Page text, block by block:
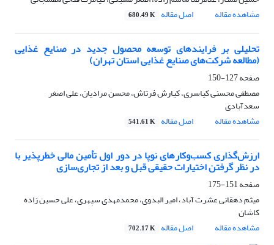
مشاهده مقاله
اصل مقاله 680.49 K
تحلیلی بر فرایندهای توسعه محصول جدید در صنایع غذایی
(مطالعه شرکت‌های صنایع غذایی استان تهران)
صفحه127-150
مصطفی محسنی کیاسری، کیارش فرتاش، محسن مرادیان، علی اصغر
سعدآبادی
مشاهده مقاله
اصل مقاله 541.61 K
ارزش‌گذاری کسب‌وکارهای نوپا در دور اول تأمین مالی خطرپذیر با
در نظر گرفتن اختیارات حقیقی قبل و بعد از تجاری‌سازی
صفحه151-175
میثم دهقانی عشرت آباد، امیر البدوی، محمدمهدی سپهری، علی حسین زاده
کاشان
مشاهده مقاله
اصل مقاله 702.17 K